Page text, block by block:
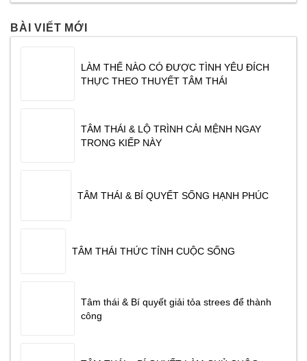
DOANH NGÀNH DƯỢC PHẨM NĂM 2017″ DO
SẺ. CHƯƠNG TRÌNH ĐƯỢC TỔ CHỨC VÀO
BÀI VIẾT MỚI
LÀM THẾ NÀO CÓ ĐƯỢC TÌNH YÊU ĐÍCH
THỰC THEO THUYẾT TÂM THÁI
TÂM THÁI & LỘ TRÌNH CẢI MỆNH NGAY
TRONG KIẾP NÀY
TÂM THÁI & BÍ QUYẾT SỐNG HẠNH PHÚC
TÂM THÁI THỨC TỈNH CUỘC SỐNG
Tâm thái & Bí quyết giải tỏa strees để thành
công